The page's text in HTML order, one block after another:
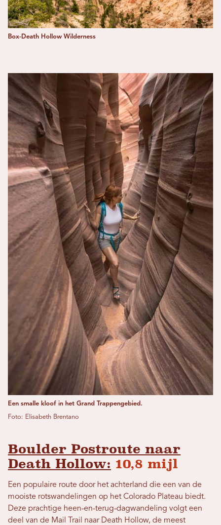
Box-Death Hollow Wilderness
Een smalle kloof in het Grand Trappengebied.
Foto: Elisabeth Brentano
Boulder Postroute naar
Death Hollow: 10,8 mijl
Een populaire route door het achterland die een van de
mooiste rotswandelingen op het Colorado Plateau biedt.
Deze prachtige heen-en-terug-dagwandeling volgt een
deel van de Mail Trail naar Death Hollow, de meest